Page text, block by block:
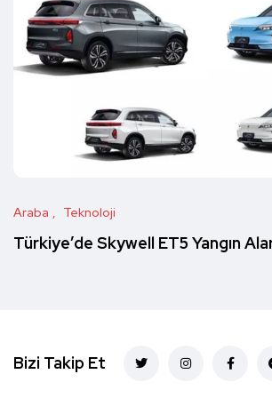
Araba Teknoloji
Türkiye’de Skywell ET5 Yangın
Bizi Takip Et